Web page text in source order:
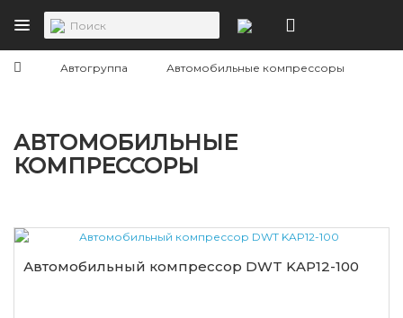
Автогруппа Автомобильные компрессоры
АВТОМОБИЛЬНЫЕ
КОМПРЕССОРЫ
Автомобильный компрессор DWT KAP12-100